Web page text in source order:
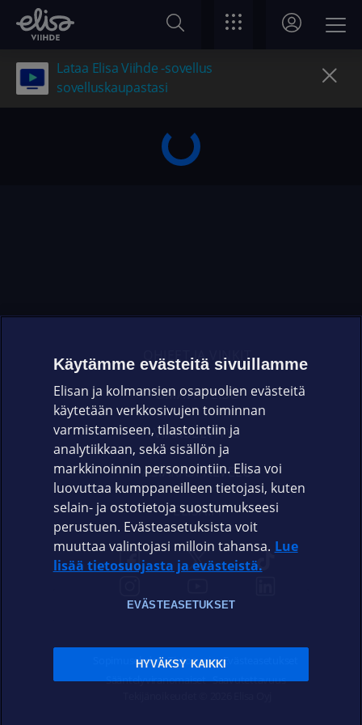
Lataa Elisa Viihde -sovellus
sovelluskaupastasi
OHJEET JA VINKIT
OMAYHTEISÖ
VIANSELVITYS
ASIAKASPALVELU
ELISA.FI
Sopimusehdot Tietosuoja Evästeasetukset
Sääntelyviranomaiset Saavutettavuus
Käytämme evästeitä sivuillamme
Elisan ja kolmansien osapuolien evästeitä
käytetään verkkosivujen toiminnan
varmistamiseen, tilastointiin ja
analytiikkaan, sekä sisällön ja
markkinoinnin personointiin. Elisa voi
luovuttaa kumppaneilleen tietojasi, kuten
selain- ja ostotietoja suostumukseesi
perustuen. Evästeasetuksista voit
muuttaa valintojasi milloin tahansa. Lue
lisää tietosuojasta ja evästeistä.
EVÄSTEASETUKSET
HYVÄKSY KAIKKI